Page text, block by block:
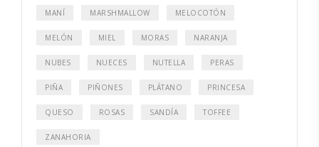
MANÍ MARSHMALLOW MELOCOTÓN
MELÓN MIEL MORAS NARANJA
NUBES NUECES NUTELLA PERAS
PIÑA PIÑONES PLÁTANO PRINCESA
QUESO ROSAS SANDÍA TOFFEE
ZANAHORIA